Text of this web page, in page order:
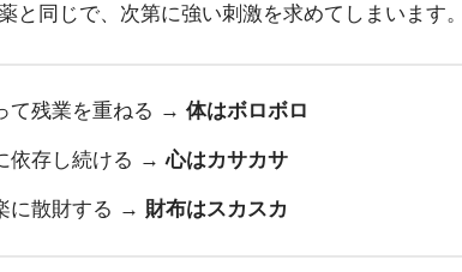
と同じで、次第に強い刺激を求めてしまいます。
て残業を重ねる → 体はボロボロ
依存し続ける →心はカサカサ
に散財する → 財布はスカスカ